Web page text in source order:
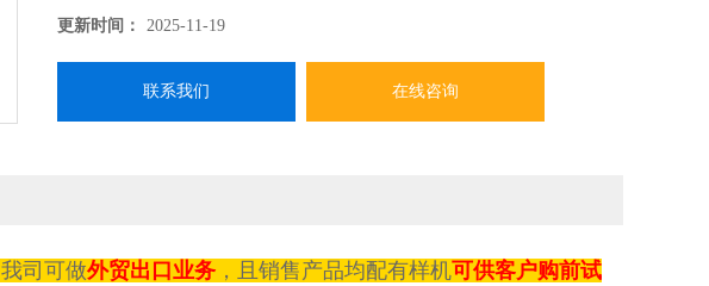
更新时间：
2025-11-19
联系我们 在线咨询
我司可做外贸出口业务 ， 且销售产品均配有样机可供客户购前试